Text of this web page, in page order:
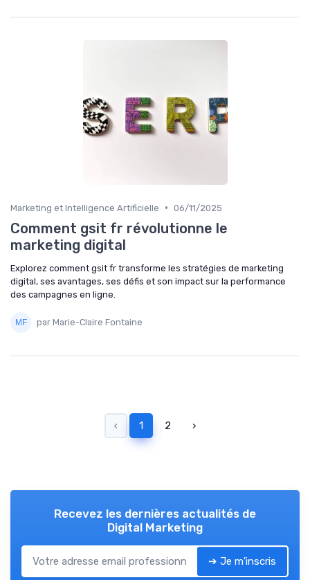
Marketing et Intelligence Artificielle • 06/11/2025
Comment gsit fr révolutionne le
marketing digital
Explorez comment gsit fr transforme les stratégies de marketing
digital, ses avantages, ses défis et son impact sur la performance
des campagnes en ligne.
par Marie-Claire Fontaine
‹ 1 2 ›
Recevez les dernières actualités de
Digital Marketing
➔ Je m'inscris